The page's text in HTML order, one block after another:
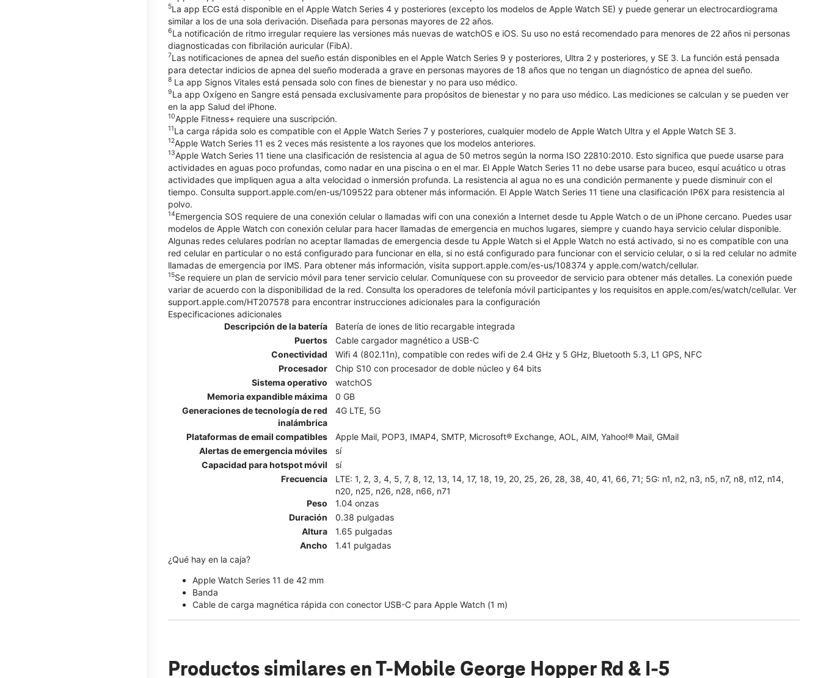
5La app ECG está disponible en el Apple Watch Series 4 y posteriores (excepto los modelos de Apple Watch SE) y puede generar un electrocardiograma
similar a los de una sola derivación. Diseñada para personas mayores de 22 años.
6La notificación de ritmo irregular requiere las versiones más nuevas de watchOS e iOS. Su uso no está recomendado para menores de 22 años ni personas
diagnosticadas con fibrilación auricular (FibA).
7Las notificaciones de apnea del sueño están disponibles en el Apple Watch Series 9 y posteriores, Ultra 2 y posteriores, y SE 3. La función está pensada
para detectar indicios de apnea del sueño moderada a grave en personas mayores de 18 años que no tengan un diagnóstico de apnea del sueño.
8 La app Signos Vitales está pensada solo con fines de bienestar y no para uso médico.
9La app Oxígeno en Sangre está pensada exclusivamente para propósitos de bienestar y no para uso médico. Las mediciones se calculan y se pueden ver
en la app Salud del iPhone.
10Apple Fitness+ requiere una suscripción.
11La carga rápida solo es compatible con el Apple Watch Series 7 y posteriores, cualquier modelo de Apple Watch Ultra y el Apple Watch SE 3.
12Apple Watch Series 11 es 2 veces más resistente a los rayones que los modelos anteriores.
13Apple Watch Series 11 tiene una clasificación de resistencia al agua de 50 metros según la norma ISO 22810:2010. Esto significa que puede usarse para
actividades en aguas poco profundas, como nadar en una piscina o en el mar. El Apple Watch Series 11 no debe usarse para buceo, esquí acuático u otras
actividades que impliquen agua a alta velocidad o inmersión profunda. La resistencia al agua no es una condición permanente y puede disminuir con el
tiempo. Consulta support.apple.com/en-us/109522 para obtener más información. El Apple Watch Series 11 tiene una clasificación IP6X para resistencia al
polvo.
14Emergencia SOS requiere de una conexión celular o llamadas wifi con una conexión a Internet desde tu Apple Watch o de un iPhone cercano. Puedes usar
modelos de Apple Watch con conexión celular para hacer llamadas de emergencia en muchos lugares, siempre y cuando haya servicio celular disponible.
Algunas redes celulares podrían no aceptar llamadas de emergencia desde tu Apple Watch si el Apple Watch no está activado, si no es compatible con una
red celular en particular o no está configurado para funcionar en ella, si no está configurado para funcionar con el servicio celular, o si la red celular no admite
llamadas de emergencia por IMS. Para obtener más información, visita support.apple.com/es-us/108374 y apple.com/watch/cellular.
15Se requiere un plan de servicio móvil para tener servicio celular. Comuníquese con su proveedor de servicio para obtener más detalles. La conexión puede
variar de acuerdo con la disponibilidad de la red. Consulta los operadores de telefonía móvil participantes y los requisitos en apple.com/es/watch/cellular. Ver
support.apple.com/HT207578 para encontrar instrucciones adicionales para la configuración
Especificaciones adicionales
Descripción de la batería
Batería de iones de litio recargable integrada
Puertos
Cable cargador magnético a USB-C
Conectividad
Wifi 4 (802.11n), compatible con redes wifi de 2.4 GHz y 5 GHz, Bluetooth 5.3, L1 GPS, NFC
Procesador
Chip S10 con procesador de doble núcleo y 64 bits
Sistema operativo
watchOS
Memoria expandible máxima
0 GB
Generaciones de tecnología de red
inalámbrica
4G LTE, 5G
Plataformas de email compatibles
Apple Mail, POP3, IMAP4, SMTP, Microsoft® Exchange, AOL, AIM, Yahoo!® Mail, GMail
Alertas de emergencia móviles
sí
Capacidad para hotspot móvil
sí
Frecuencia
LTE: 1, 2, 3, 4, 5, 7, 8, 12, 13, 14, 17, 18, 19, 20, 25, 26, 28, 38, 40, 41, 66, 71; 5G: n1, n2, n3, n5, n7, n8, n12, n14,
n20, n25, n26, n28, n66, n71
Peso
1.04 onzas
Duración
0.38 pulgadas
Altura
1.65 pulgadas
Ancho
1.41 pulgadas
¿Qué hay en la caja?
Apple Watch Series 11 de 42 mm
Banda
Cable de carga magnética rápida con conector USB-C para Apple Watch (1 m)
Productos similares en T-Mobile George Hopper Rd & I-5